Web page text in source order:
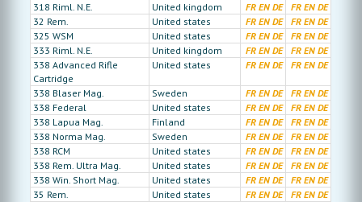
318 Riml. N.E.
United kingdom FR EN DE FR EN DE
32 Rem.
United states FR EN DE FR EN DE
325 WSM
United states FR EN DE FR EN DE
333 Riml. N.E.
United kingdom FR EN DE FR EN DE
338 Advanced Rifle
Cartridge
United states FR EN DE FR EN DE
338 Blaser Mag. Sweden FR EN DE FR EN DE
338 Federal
United states FR EN DE FR EN DE
338 Lapua Mag.
Finland FR EN DE FR EN DE
338 Norma Mag.
Sweden FR EN DE FR EN DE
338 RCM
United states FR EN DE FR EN DE
338 Rem. Ultra Mag.
United states FR EN DE FR EN DE
338 Win. Short Mag.
United states FR EN DE FR EN DE
35 Rem.
United states FR EN DE FR EN DE